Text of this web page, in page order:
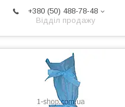
+380 (50) 488-78-48
Відділ продажу